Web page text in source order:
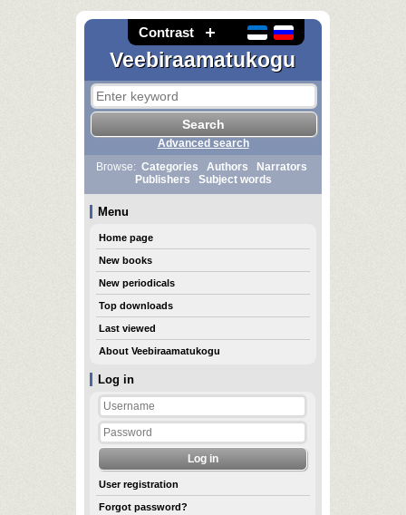
Contrast
Veebiraamatukogu
Log in
User registration
Forgot password?
Advanced search
Browse: Categories Authors
Narrators
Publishers
Subject words
Menu
Home page
New books
New periodicals
Top downloads
Last viewed
About Veebiraamatukogu